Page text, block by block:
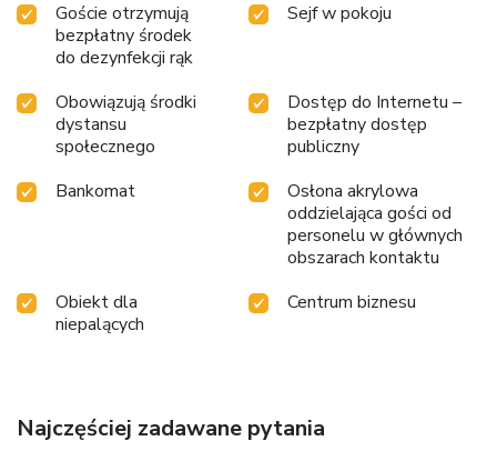
Goście otrzymują
bezpłatny środek
do dezynfekcji rąk
Sejf w pokoju
Obowiązują środki
dystansu
społecznego
Dostęp do Internetu –
bezpłatny dostęp
publiczny
Bankomat
Osłona akrylowa
oddzielająca gości od
personelu w głównych
obszarach kontaktu
Obiekt dla
niepalących
Centrum biznesu
Najczęściej zadawane pytania